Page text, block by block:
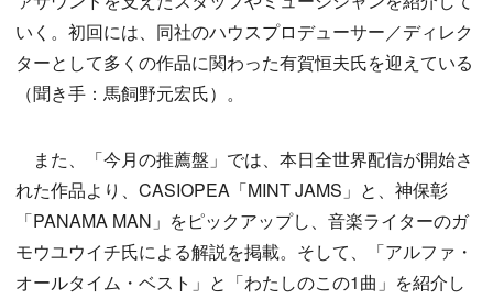
いく。初回には、同社のハウスプロデューサー／ディレク
ターとして多くの作品に関わった有賀恒夫氏を迎えている
（聞き手：馬飼野元宏氏）。
また、「今月の推薦盤」では、本日全世界配信が開始さ
れた作品より、CASIOPEA「MINT JAMS」と、神保彰
「PANAMA MAN」をピックアップし、音楽ライターのガ
モウユウイチ氏による解説を掲載。そして、「アルファ・
オールタイム・ベスト」と「わたしのこの1曲」を紹介し